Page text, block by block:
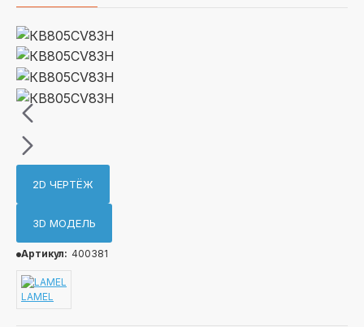
2D ЧЕРТЁЖ
3D МОДЕЛЬ
Артикул: 400381
LAMEL